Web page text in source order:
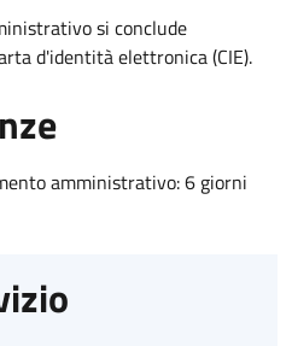
si conclude
d'identità elettronica (CIE).
amministrativo: 6 giorni